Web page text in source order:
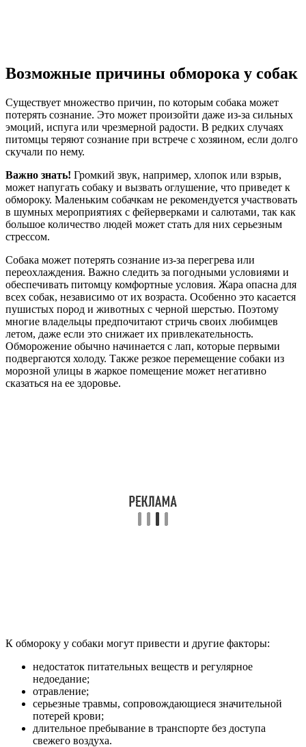
Возможные причины обморока у собак
Существует множество причин, по которым собака может
потерять сознание. Это может произойти даже из-за сильных
эмоций, испуга или чрезмерной радости. В редких случаях
питомцы теряют сознание при встрече с хозяином, если долго
скучали по нему.
Важно знать! Громкий звук, например, хлопок или взрыв,
может напугать собаку и вызвать оглушение, что приведет к
обмороку. Маленьким собачкам не рекомендуется участвовать
в шумных мероприятиях с фейерверками и салютами, так как
большое количество людей может стать для них серьезным
стрессом.
Собака может потерять сознание из-за перегрева или
переохлаждения. Важно следить за погодными условиями и
обеспечивать питомцу комфортные условия. Жара опасна для
всех собак, независимо от их возраста. Особенно это касается
пушистых пород и животных с черной шерстью. Поэтому
многие владельцы предпочитают стричь своих любимцев
летом, даже если это снижает их привлекательность.
Обморожение обычно начинается с лап, которые первыми
подвергаются холоду. Также резкое перемещение собаки из
морозной улицы в жаркое помещение может негативно
сказаться на ее здоровье.
К обмороку у собаки могут привести и другие факторы:
недостаток питательных веществ и регулярное
недоедание;
отравление;
серьезные травмы, сопровождающиеся значительной
потерей крови;
длительное пребывание в транспорте без доступа
свежего воздуха.